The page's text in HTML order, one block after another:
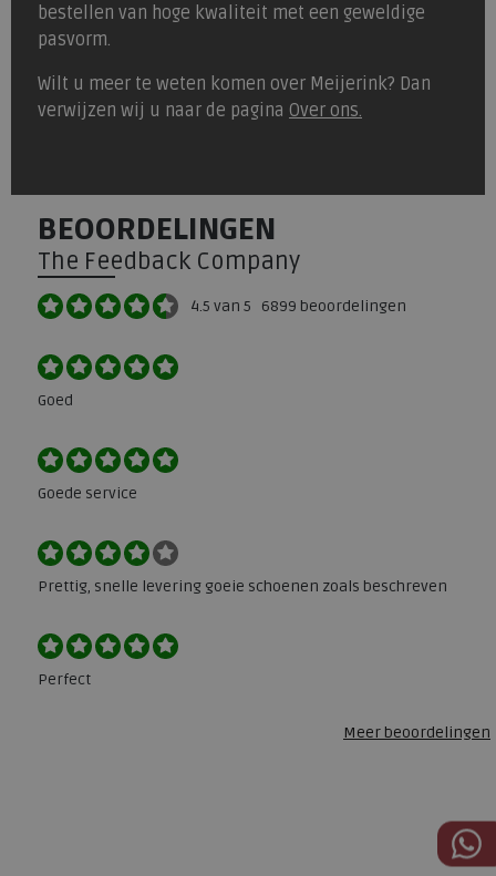
bestellen van hoge kwaliteit met een geweldige
pasvorm.
Wilt u meer te weten komen over Meijerink? Dan
verwijzen wij u naar de pagina Over ons.
BEOORDELINGEN
The Feedback Company
4.5 van 5 6899 beoordelingen
Goed
Goede service
Prettig, snelle levering goeie schoenen zoals beschreven
Perfect
Meer beoordelingen